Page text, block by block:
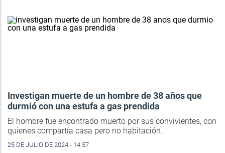
Investigan muerte de un hombre de 38 años que
durmió con una estufa a gas prendida
El hombre fue encontrado muerto por sus convivientes, con
quienes compartía casa pero no habitación.
25 DE JULIO DE 2024 - 14:57